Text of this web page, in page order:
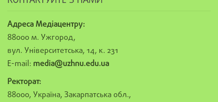
Адреса Медіацентру:
88000 м. Ужгород,
вул. Університетська, 14, к. 231
E-mail: media@uzhnu.edu.ua
Ректорат:
88000, Україна, Закарпатська обл.,